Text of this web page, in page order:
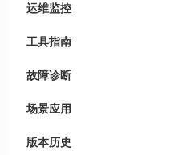
运维监控
工具指南
故障诊断
场景应用
版本历史